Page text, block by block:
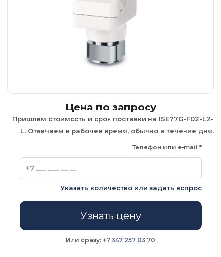
Цена по запросу
Пришлём стоимость и срок поставки на ISE77G-F02-L2-
L. Отвечаем в рабочее время, обычно в течение дня.
Телефон или e-mail *
Указать количество или задать вопрос
Узнать цену
Или сразу: +7 347 257 03 70